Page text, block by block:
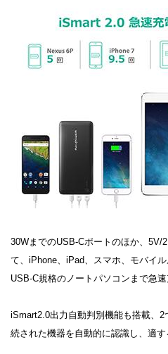
30WまでのUSB-Cポートのほか、5V/
て、iPhone、iPad、スマホ、モバイ
USB-C規格のノートパソコンまで急速
iSmart2.0出力自動判別機能も搭載、
続された機器を自動的に認識し、適す